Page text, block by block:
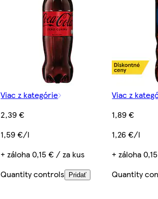
Viac z kategórie
2,39 €
1,59 €/l
+ záloha 0,15 € / za kus
Quantity controls
Pridať
Viac z
1,89 €
1,26 €/l
+ záloha
Quantity